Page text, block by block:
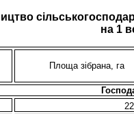
на 1
Площа зібрана, га